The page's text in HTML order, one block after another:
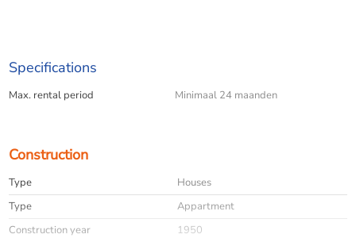
Specifications
Max. rental period Minimaal 24 maanden
Construction
Type
Houses
Type
Appartment
Construction year
1950